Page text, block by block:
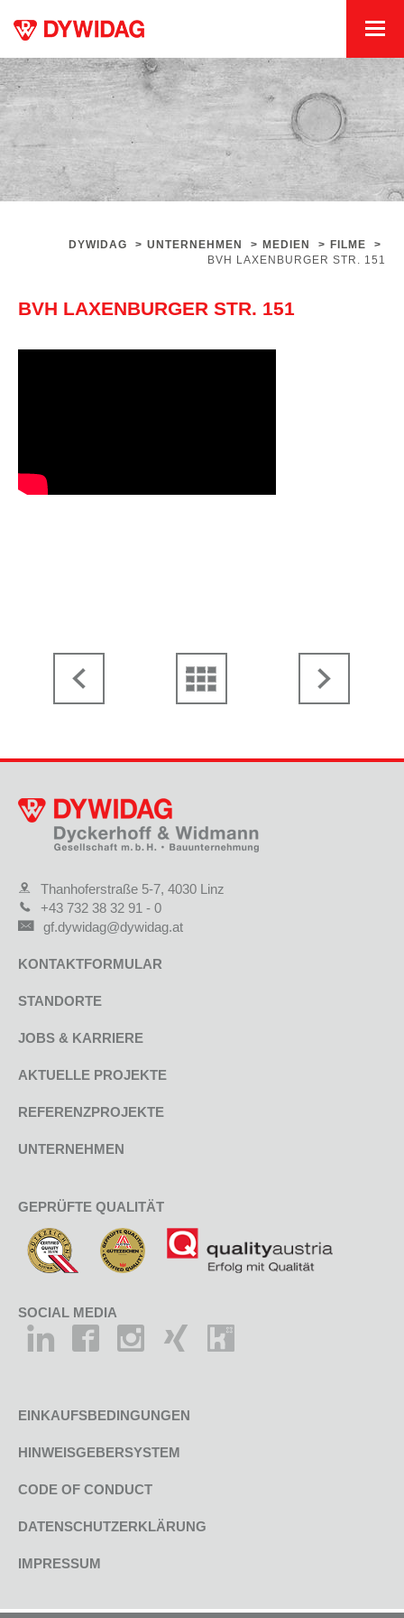
DYWIDAG > UNTERNEHMEN > MEDIEN > FILME
>
BVH LAXENBURGER STR. 151
BVH LAXENBURGER STR. 151
Thanhoferstraße 5-7, 4030 Linz
+43 732 38 32 91 - 0
gf.dywidag@dywidag.at
KONTAKTFORMULAR
STANDORTE
JOBS & KARRIERE
AKTUELLE PROJEKTE
REFERENZPROJEKTE
UNTERNEHMEN
GEPRÜFTE QUALITÄT
SOCIAL MEDIA
EINKAUFSBEDINGUNGEN
HINWEISGEBERSYSTEM
CODE OF CONDUCT
DATENSCHUTZERKLÄRUNG
IMPRESSUM